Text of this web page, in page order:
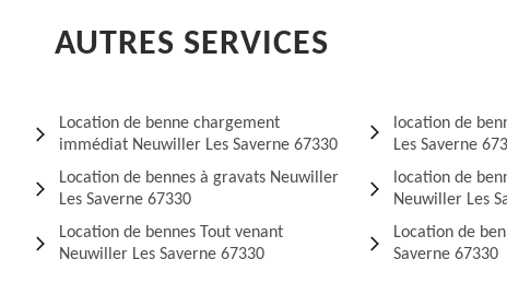
AUTRES SERVICES
Location de benne chargement
immédiat Neuwiller Les Saverne 67330
Location de bennes à gravats Neuwiller
Les Saverne 67330
Location de bennes Tout venant
Neuwiller Les Saverne 67330
location de
Les Saverne
location de
Neuwiller Les
Location de
Saverne 67330